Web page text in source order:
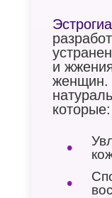
и
женщин.
которые: